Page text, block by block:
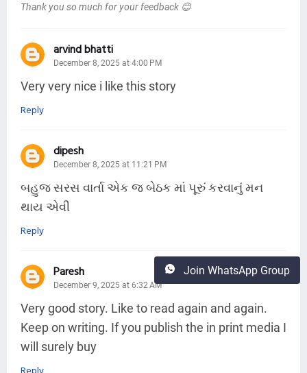
Thank you so much for your feedback 😊
arvind bhatti
December 8, 2025 at 4:00 PM
Very very nice i like this story
Reply
dipesh
December 8, 2025 at 11:21 PM
બહુજ સરસ વાર્તા એક જ બેઠક માં પૂરું કરવાનું મન
થાય એવી
Reply
Paresh
December 9, 2025 at 6:32 AM
Very good story. Like to read again and again.
Keep on writing. If you publish the in print media I
will surely buy
Reply
Join WhatsApp Group